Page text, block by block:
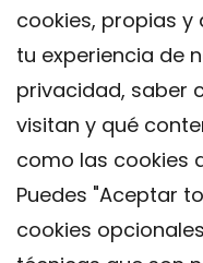
cookies, propias
tu experiencia de
privacidad, saber
visitan y qué
como las cookies
Puedes "Aceptar
cookies